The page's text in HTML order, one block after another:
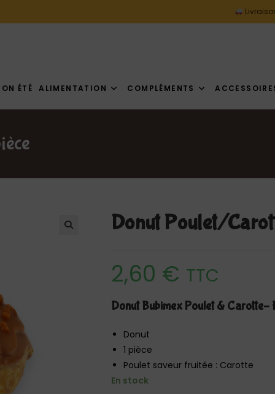
ÉTÉ ALIMENTATION COMPLÉMENTS
Donut Poulet/
2,60 € TTC
Donut Bubimex Poulet & Carotte–
Donut
1 pièce
Poulet saveur fruitée : Carotte
En stock